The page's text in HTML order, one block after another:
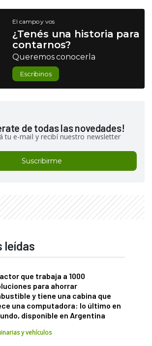
El campo y vos
¿Tenés una historia para
contarnos?
Queremos conocerla
Escribinos
de todas las novedades!
tu e-mail y recibí nuestro newsletter
Suscribirme
leídas
que trabaja a 1000
para ahorrar
y tiene una cabina que
una computadora: lo último en
disponible en Argentina
y vehículos